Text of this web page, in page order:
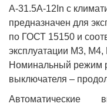
А-31.5А-12In с
предназначен для
по ГОСТ 15150 и
эксплуатации М3,
Номинальный режим
выключателя –
Автоматические